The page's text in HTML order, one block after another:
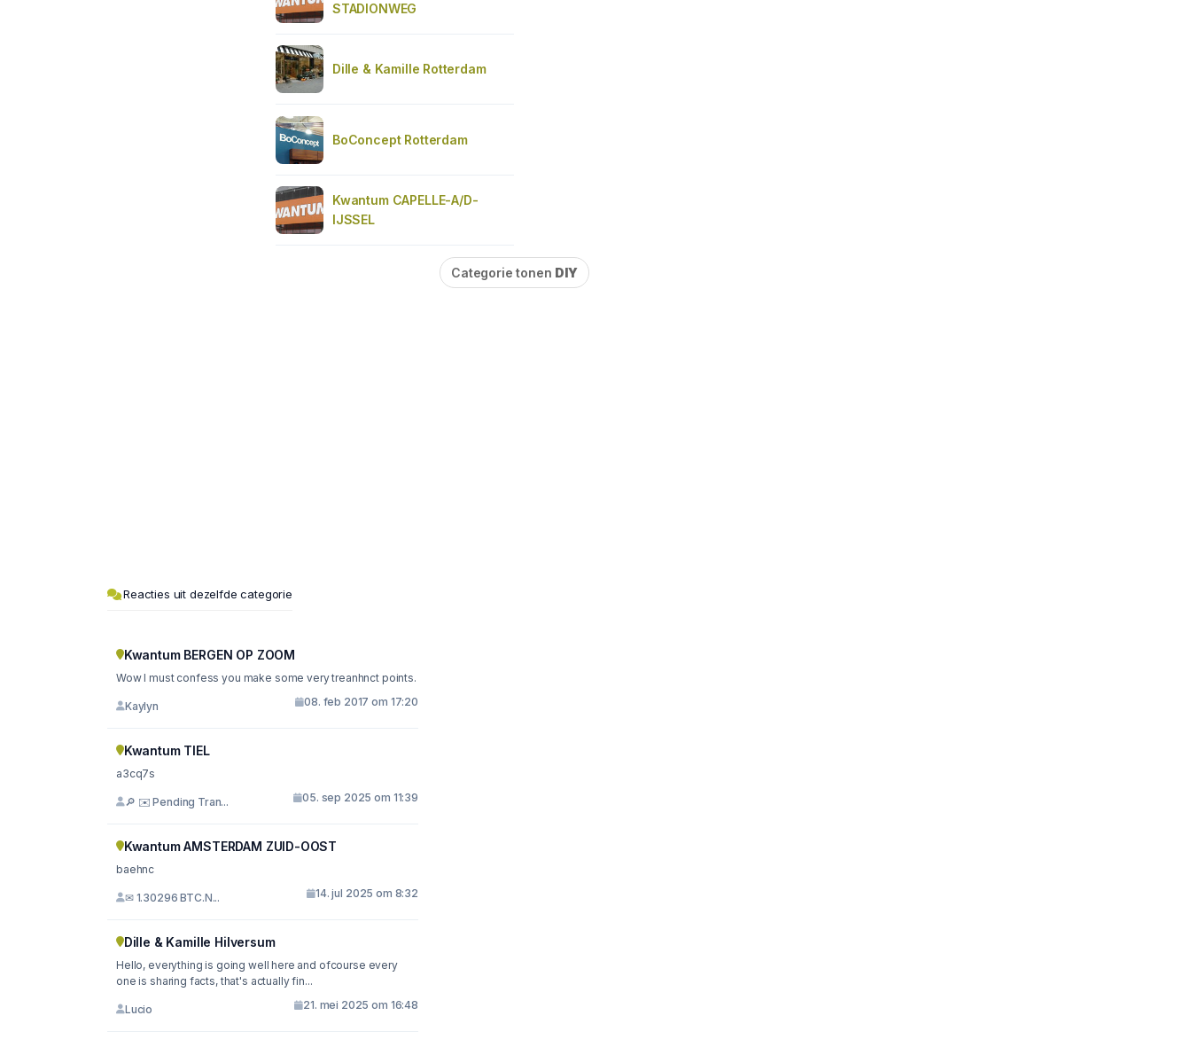
STADIONWEG
Dille & Kamille Rotterdam
BoConcept Rotterdam
Kwantum CAPELLE-A/D-
IJSSEL
Categorie tonen DIY
Reacties uit dezelfde categorie
Kwantum BERGEN OP ZOOM
Wow I must confess you make some very treanhnct points.
Kaylyn 08. feb 2017 om 17:20
Kwantum TIEL
a3cq7s
🔎 ✉️ Pending Tran... 05. sep 2025 om 11:39
Kwantum AMSTERDAM ZUID-OOST
baehnc
✉ 1.30296 BTC.N... 14. jul 2025 om 8:32
Dille & Kamille Hilversum
Hello, everything is going well here and ofcourse every
one is sharing facts, that's actually fin...
Lucio 21. mei 2025 om 16:48